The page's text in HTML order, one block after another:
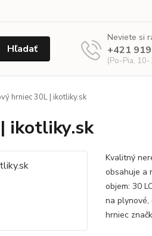
Hľadať
Neviete si
+421
(Po-Pia,
hrniec 30L | ikotliky.sk
ikotliky.sk
Kvalitný
obsahuje a
objem: 30
na plynové,
hrniec